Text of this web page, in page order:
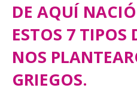
DE AQUÍ
ESTOS 7 TIPOS
NOS
GRIEGOS.